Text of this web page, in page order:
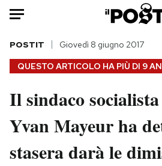
Auto
HOME
Italia
Politica
Tecnologia
QUESTO ARTICOLO HA PIÙ DI 9
POSTIT Giovedì 8 giugno 2017
Il sindaco
Yvan Mayeur ha
stasera darà le